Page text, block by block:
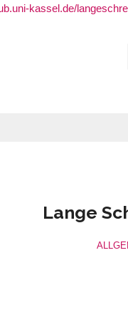
kassel.de/
Lange